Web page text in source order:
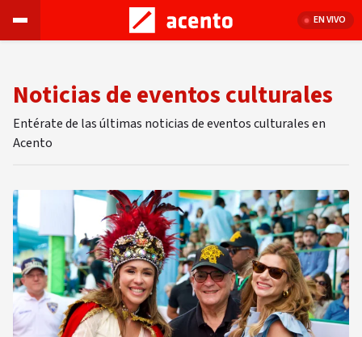
EN VIVO
Noticias de eventos culturales
Entérate de las últimas noticias de eventos culturales en
Acento